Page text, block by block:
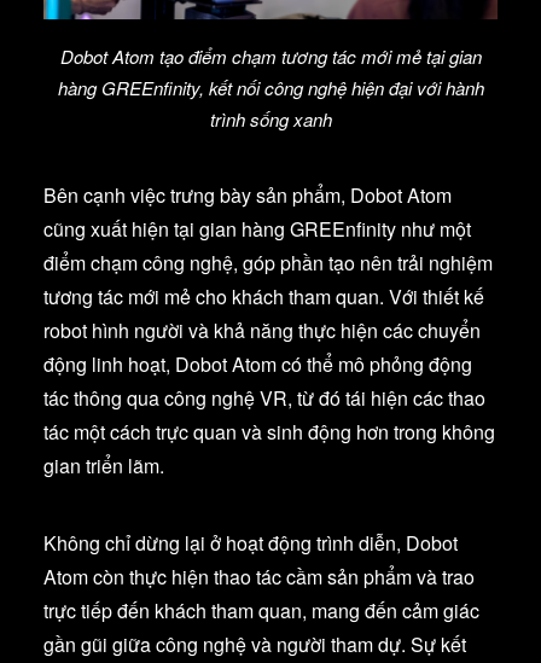
Dobot Atom tạo điểm chạm tương tác mới mẻ tại gian
hàng GREEnfinity, kết nối công nghệ hiện đại với hành
trình sống xanh
Bên cạnh việc trưng bày sản phẩm, Dobot Atom
cũng xuất hiện tại gian hàng GREEnfinity như một
điểm chạm công nghệ, góp phần tạo nên trải nghiệm
tương tác mới mẻ cho khách tham quan. Với thiết kế
robot hình người và khả năng thực hiện các chuyển
động linh hoạt, Dobot Atom có thể mô phỏng động
tác thông qua công nghệ VR, từ đó tái hiện các thao
tác một cách trực quan và sinh động hơn trong không
gian triển lãm.
Không chỉ dừng lại ở hoạt động trình diễn, Dobot
Atom còn thực hiện thao tác cầm sản phẩm và trao
trực tiếp đến khách tham quan, mang đến cảm giác
gần gũi giữa công nghệ và người tham dự. Sự kết